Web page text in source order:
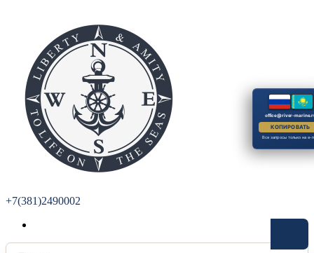
+7(381)2490002
office@river-
КОПИРОВАТЬ
Все запросы только на e-